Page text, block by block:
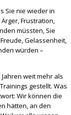
Sie nie wieder in
Frustration,
müssten, Sie
Gelassenheit,
würden –
weit mehr als
gestellt. Was
Wir können die
hätten, an den